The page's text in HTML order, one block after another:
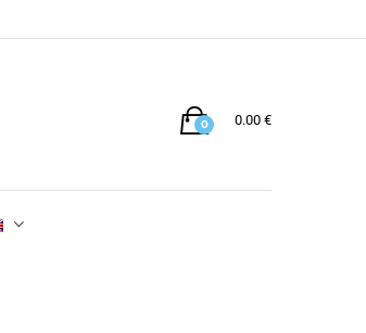
0 0.00 €